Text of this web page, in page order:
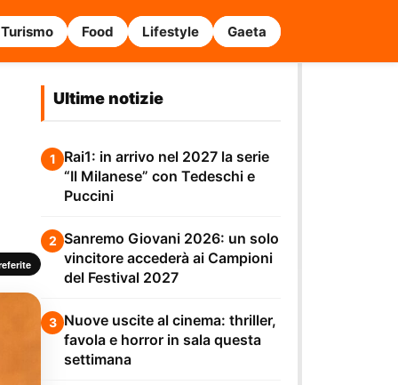
Turismo Food Lifestyle Gaeta
Ultime notizie
1
Rai1: in arrivo nel 2027 la serie
“Il Milanese” con Tedeschi e
Puccini
2 Sanremo Giovani 2026: un solo
vincitore accederà ai Campioni
del Festival 2027
3 Nuove uscite al cinema: thriller,
favola e horror in sala questa
settimana